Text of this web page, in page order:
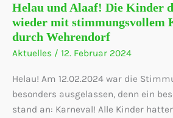
Helau und Alaaf! Die Kinder
wieder mit stimmungsvollem
durch Wehrendorf
Aktuelles / 12. Februar 2024
Helau! Am 12.02.2024 war die
besonders ausgelassen, denn ein
stand an: Karneval! Alle Kinder